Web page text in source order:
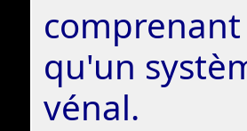
qu'un
vénal.